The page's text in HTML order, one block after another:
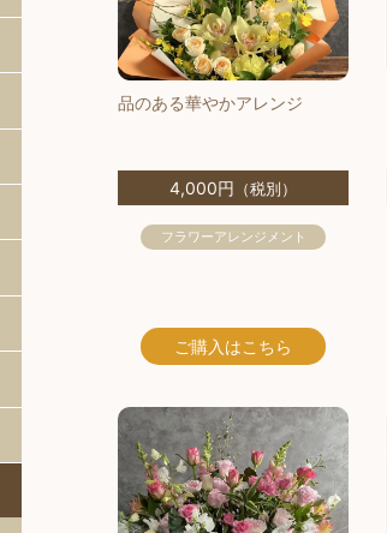
品のある華やかアレンジ
4,000円 （税別）
フラワーアレンジメント
ご購入 はこちら